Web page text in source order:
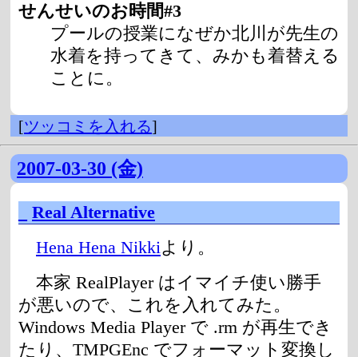
せんせいのお時間#3
プールの授業になぜか北川が先生の
水着を持ってきて、みかも着替える
ことに。
[ツッコミを入れる]
2007-03-30 (金)
Real Alternative
Hena Hena Nikkiより。
本家 RealPlayer はイマイチ使い勝手
が悪いので、これを入れてみた。
Windows Media Player で .rm が再生でき
たり、TMPGEnc でフォーマット変換し